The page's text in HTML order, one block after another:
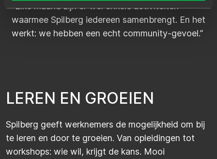
“Elke maand zijn er wel enkele activiteiten
waarmee Spilberg iedereen samenbrengt. En het
werkt: we hebben een echt community-gevoel.”
LEREN EN GROEIEN
Spilberg geeft werknemers de mogelijkheid om bij
te leren en door te groeien. Van opleidingen tot
workshops: wie wil, krijgt de kans. Mooi